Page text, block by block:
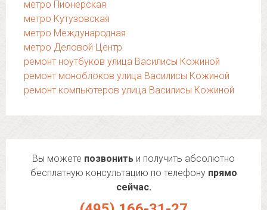
метро Пионерская
метро Кутузовская
метро Международная
метро Деловой Центр
ремонт ноутбуков улица Василисы Кожиной
ремонт моноблоков улица Василисы Кожиной
ремонт компьютеров улица Василисы Кожиной
Вы можете позвонить и получить абсолютно
бесплатную консультацию по телефону прямо
сейчас.